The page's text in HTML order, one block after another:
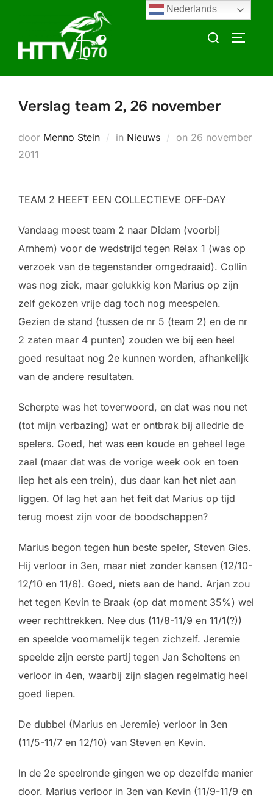
inhoud
Zoek
Verslag team 2, 26 november
door Menno Stein in Nieuws on Geplaatst
26 november
2011
TEAM 2 HEEFT EEN COLLECTIEVE OFF-DAY
Vandaag moest team 2 naar Didam (voorbij
Arnhem) voor de wedstrijd tegen Relax 1 (was op
verzoek van de tegenstander omgedraaid). Collin
was nog ziek, maar gelukkig kon Marius op zijn
zelf gekozen vrije dag toch nog meespelen.
Gezien de stand (tussen de nr 5 (team 2) en de nr
2 zaten maar 4 punten) zouden we bij een heel
goed resultaat nog 2e kunnen worden, afhankelijk
van de andere resultaten.
Scherpte was het toverwoord, en dat was nou net
(tot mijn verbazing) wat er ontbrak bij alledrie de
spelers. Goed, het was een koude en geheel lege
zaal (maar dat was de vorige week ook en toen
liep het als een trein), dus daar kan het niet aan
liggen. Of lag het aan het feit dat Marius op tijd
terug moest zijn voor de boodschappen?
Marius begon tegen hun beste speler, Steven Gies.
Hij verloor in 3en, maar niet zonder kansen (12/10-
12/10 en 11/6). Goed, niets aan de hand. Arjan zou
het tegen Kevin te Braak (op dat moment 35%) wel
weer rechttrekken. Nee dus (11/8-11/9 en 11/1(?))
en speelde voornamelijk tegen zichzelf. Jeremie
speelde zijn eerste partij tegen Jan Scholtens en
verloor in 4en, waarbij zijn slagen regelmatig heel
goed liepen.
De dubbel (Marius en Jeremie) verloor in 3en
(11/5-11/7 en 12/10) van Steven en Kevin.
In de 2e speelronde gingen we op dezelfde manier
door. Marius verloor in 3en van Kevin (11/9-11/9 en
Nederlands